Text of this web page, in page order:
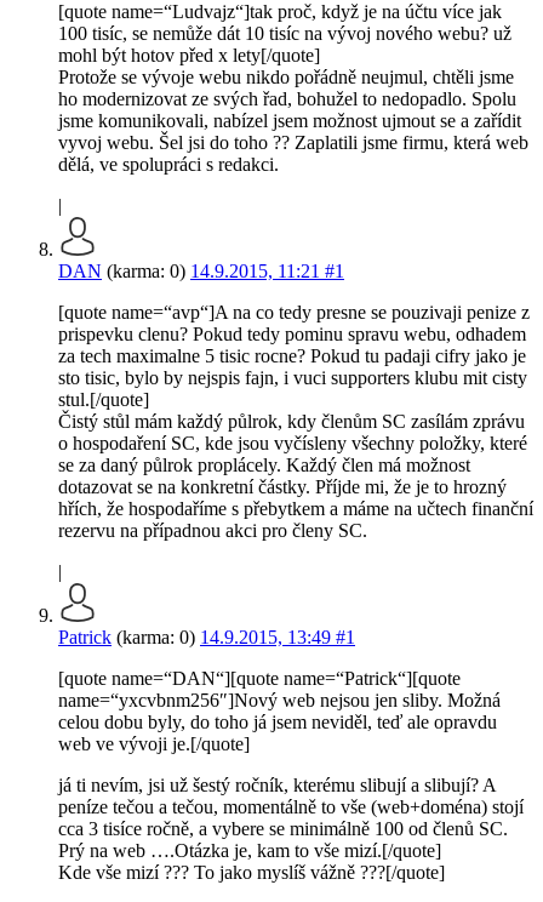
[quote name=“Ludvajz“]tak proč, když je na účtu více jak
100 tisíc, se nemůže dát 10 tisíc na vývoj nového webu? už
mohl být hotov před x lety[/quote]
Protože se vývoje webu nikdo pořádně neujmul, chtěli jsme
ho modernizovat ze svých řad, bohužel to nedopadlo. Spolu
jsme komunikovali, nabízel jsem možnost ujmout se a zařídit
vyvoj webu. Šel jsi do toho ?? Zaplatili jsme firmu, která web
dělá, ve spolupráci s redakci.
|
DAN (karma: 0) 14.9.2015, 11:21 #1
[quote name=“avp“]A na co tedy presne se pouzivaji penize z
prispevku clenu? Pokud tedy pominu spravu webu, odhadem
za tech maximalne 5 tisic rocne? Pokud tu padaji cifry jako je
sto tisic, bylo by nejspis fajn, i vuci supporters klubu mit cisty
stul.[/quote]
Čistý stůl mám každý půlrok, kdy členům SC zasílám zprávu
o hospodaření SC, kde jsou vyčísleny všechny položky, které
se za daný půlrok proplácely. Každý člen má možnost
dotazovat se na konkretní částky. Příjde mi, že je to hrozný
hřích, že hospodaříme s přebytkem a máme na učtech finanční
rezervu na případnou akci pro členy SC.
|
Patrick (karma: 0) 14.9.2015, 13:49 #1
[quote name=“DAN“][quote name=“Patrick“][quote
name=“yxcvbnm256″]Nový web nejsou jen sliby. Možná
celou dobu byly, do toho já jsem neviděl, teď ale opravdu
web ve vývoji je.[/quote]
já ti nevím, jsi už šestý ročník, kterému slibují a slibují? A
peníze tečou a tečou, momentálně to vše (web+doména) stojí
cca 3 tisíce ročně, a vybere se minimálně 100 od členů SC.
Prý na web ….Otázka je, kam to vše mizí.[/quote]
Kde vše mizí ??? To jako myslíš vážně ???[/quote]